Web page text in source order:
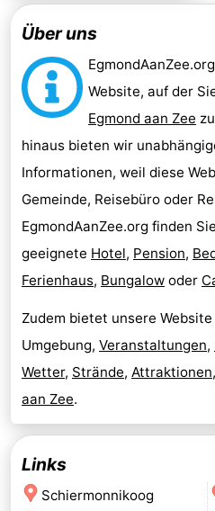
Über uns
Website, auf der
Egmond aan Zee
hinaus bieten wir
Informationen, weil diese
Gemeinde, Reisebüro oder
EgmondAanZee.org finden
geeignete Hotel, Pension,
Ferienhaus, Bungalow oder
Zudem bietet unsere
Umgebung, Veranstaltungen,
Wetter, Strände, Attraktionen
aan Zee.
Links
Schiermonnikoog